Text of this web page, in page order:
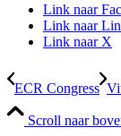
Link naar
Link naar
Link naar X
ECR Congress
Scroll naar